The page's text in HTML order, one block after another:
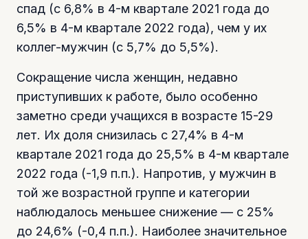
спад (с 6,8% в 4-м квартале 2021 года до
6,5% в 4-м квартале 2022 года), чем у их
коллег-мужчин (с 5,7% до 5,5%).
Сокращение числа женщин, недавно
приступивших к работе, было особенно
заметно среди учащихся в возрасте 15-29
лет. Их доля снизилась с 27,4% в 4-м
квартале 2021 года до 25,5% в 4-м квартале
2022 года (-1,9 п.п.). Напротив, у мужчин в
той же возрастной группе и категории
наблюдалось меньшее снижение — с 25%
до 24,6% (-0,4 п.п.). Наиболее значительное